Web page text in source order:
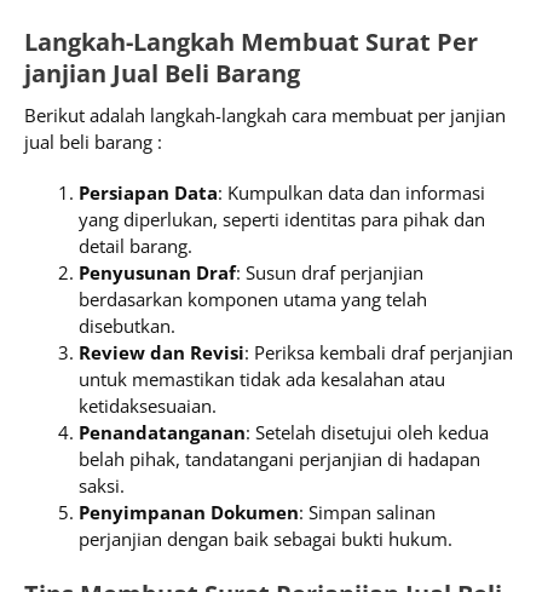
Langkah-Langkah Membuat Surat Per
janjian Jual Beli Barang
Berikut adalah langkah-langkah cara membuat per janjian
jual beli barang :
Persiapan Data: Kumpulkan data dan informasi
yang diperlukan, seperti identitas para pihak dan
detail barang.
Penyusunan Draf: Susun draf perjanjian
berdasarkan komponen utama yang telah
disebutkan.
Review dan Revisi: Periksa kembali draf perjanjian
untuk memastikan tidak ada kesalahan atau
ketidaksesuaian.
Penandatanganan: Setelah disetujui oleh kedua
belah pihak, tandatangani perjanjian di hadapan
saksi.
Penyimpanan Dokumen: Simpan salinan
perjanjian dengan baik sebagai bukti hukum.